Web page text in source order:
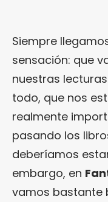
Siempre
sensación: que
nuestras
todo, que nos
realmente
pasando los
deberíamos
embargo, en
vamos bastante